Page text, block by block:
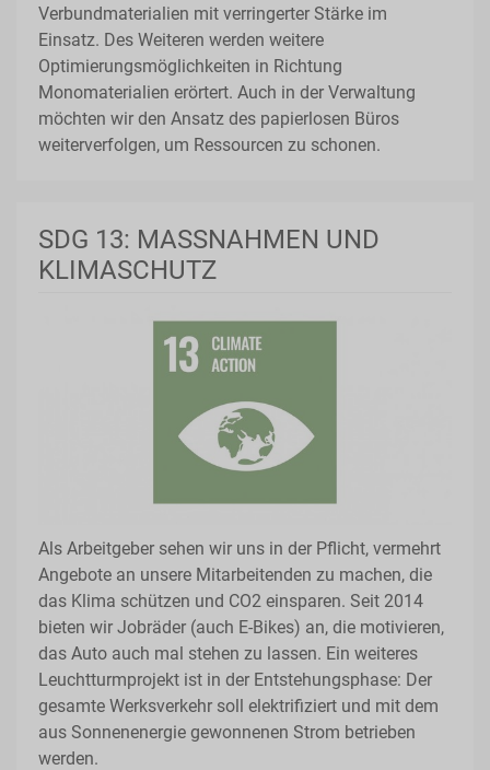
Verbundmaterialien mit verringerter Stärke im
Einsatz. Des Weiteren werden weitere
Optimierungsmöglichkeiten in Richtung
Monomaterialien erörtert. Auch in der Verwaltung
möchten wir den Ansatz des papierlosen Büros
weiterverfolgen, um Ressourcen zu schonen.
SDG 13: MASSNAHMEN UND
KLIMASCHUTZ
Als Arbeitgeber sehen wir uns in der Pflicht, vermehrt
Angebote an unsere Mitarbeitenden zu machen, die
das Klima schützen und CO2 einsparen. Seit 2014
bieten wir Jobräder (auch E-Bikes) an, die motivieren,
das Auto auch mal stehen zu lassen. Ein weiteres
Leuchtturmprojekt ist in der Entstehungsphase: Der
gesamte Werksverkehr soll elektrifiziert und mit dem
aus Sonnenenergie gewonnenen Strom betrieben
werden.